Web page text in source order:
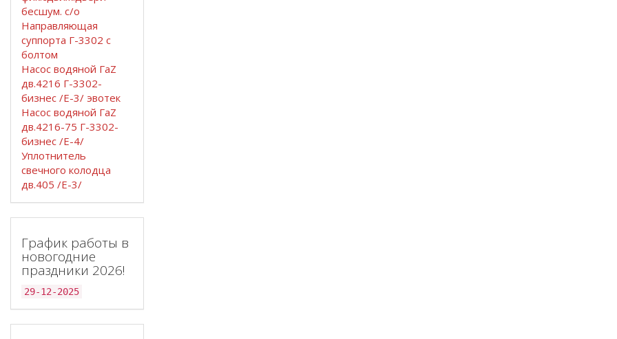
бесшум. с/о
Направляющая
суппорта Г-3302 с
болтом
Насос водяной ГаZ
дв.4216 Г-3302-
бизнес /Е-3/ эвотек
Насос водяной ГаZ
дв.4216-75 Г-3302-
бизнес /Е-4/
Уплотнитель
свечного колодца
дв.405 /Е-3/
График работы в
новогодние
праздники 2026!
29-12-2025